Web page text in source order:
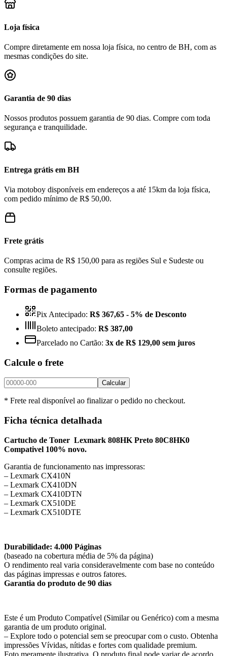
Loja física
Compre diretamente em nossa loja física, no centro de BH, com as
mesmas condições do site.
Garantia de 90 dias
Nossos produtos possuem garantia de 90 dias. Compre com toda
segurança e tranquilidade.
Entrega grátis em BH
Via motoboy disponíveis em endereços a até 15km da loja física,
com pedido mínimo de R$ 50,00.
Frete grátis
Compras acima de R$ 150,00 para as regiões Sul e Sudeste ou
consulte regiões.
Formas de pagamento
Pix Antecipado: R$ 367,65 - 5% de Desconto
Boleto antecipado: R$ 387,00
Parcelado no Cartão: 3x de R$ 129,00 sem juros
Calcule o frete
Calcular
* Frete real disponível ao finalizar o pedido no checkout.
Ficha técnica detalhada
Cartucho de Toner Lexmark 808HK Preto 80C8HK0
Compativel 100% novo.
Garantia de funcionamento nas impressoras:
– Lexmark CX410N
– Lexmark CX410DN
– Lexmark CX410DTN
– Lexmark CX510DE
– Lexmark CX510DTE
Durabilidade: 4.000 Páginas
(baseado na cobertura média de 5% da página)
O rendimento real varia consideravelmente com base no conteúdo
das páginas impressas e outros fatores.
Garantia do produto de 90 dias
Este é um Produto Compatível (Similar ou Genérico) com a mesma
garantia de um produto original.
– Explore todo o potencial sem se preocupar com o custo. Obtenha
impressões Vívidas, nítidas e fortes com qualidade premium.
Foto meramente ilustrativa. O produto final pode variar de acordo